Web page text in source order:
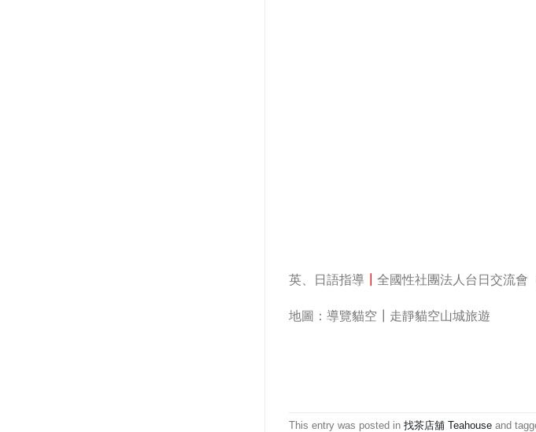
英、日語指導 全國性社團法人台日交流會
地圖： 導覽貓空┃走靜貓空山城旅遊
This entry was posted in 找茶店舖 Teahouse and